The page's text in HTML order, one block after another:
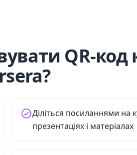
QR-код
Діліться посиланнями на
презентаціях і матеріалах